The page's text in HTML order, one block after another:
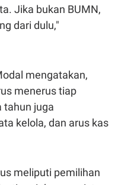
Jika bukan BUMN,
dari dulu,"
mengatakan,
menerus tiap
tahun juga
kelola, dan arus kas
meliputi pemilihan